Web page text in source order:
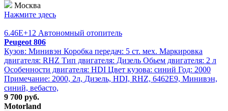
Москва
Нажмите здесь
6.46E+12 Автономный отопитель
Peugeot 806
Кузов: Минивэн Коробка передач: 5 ст. мех. Маркировка
двигателя: RHZ Тип двигателя: Дизель Обьем двигателя: 2 л
Особенности двигателя: HDI Цвет кузова: синий Год: 2000
Примечание: 2000, 2л, Дизель, HDI, RHZ, 6462E9, Минивэн,
синий, вебасто,
9 700 руб.
Motorland